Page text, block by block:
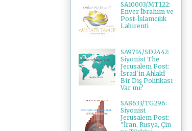
SA10003/MT122:
Enver İbrahim ve
Post-İslamcılık
Labirenti
SA9714/SD2442:
Siyonist The
Jerusalem Post:
İsrail'in Ahlakî
Bir Dış Politikası
Var mı?
SA8633/TG296:
Siyonist
Jerusalem Post:
"İran, Rusya, Çin